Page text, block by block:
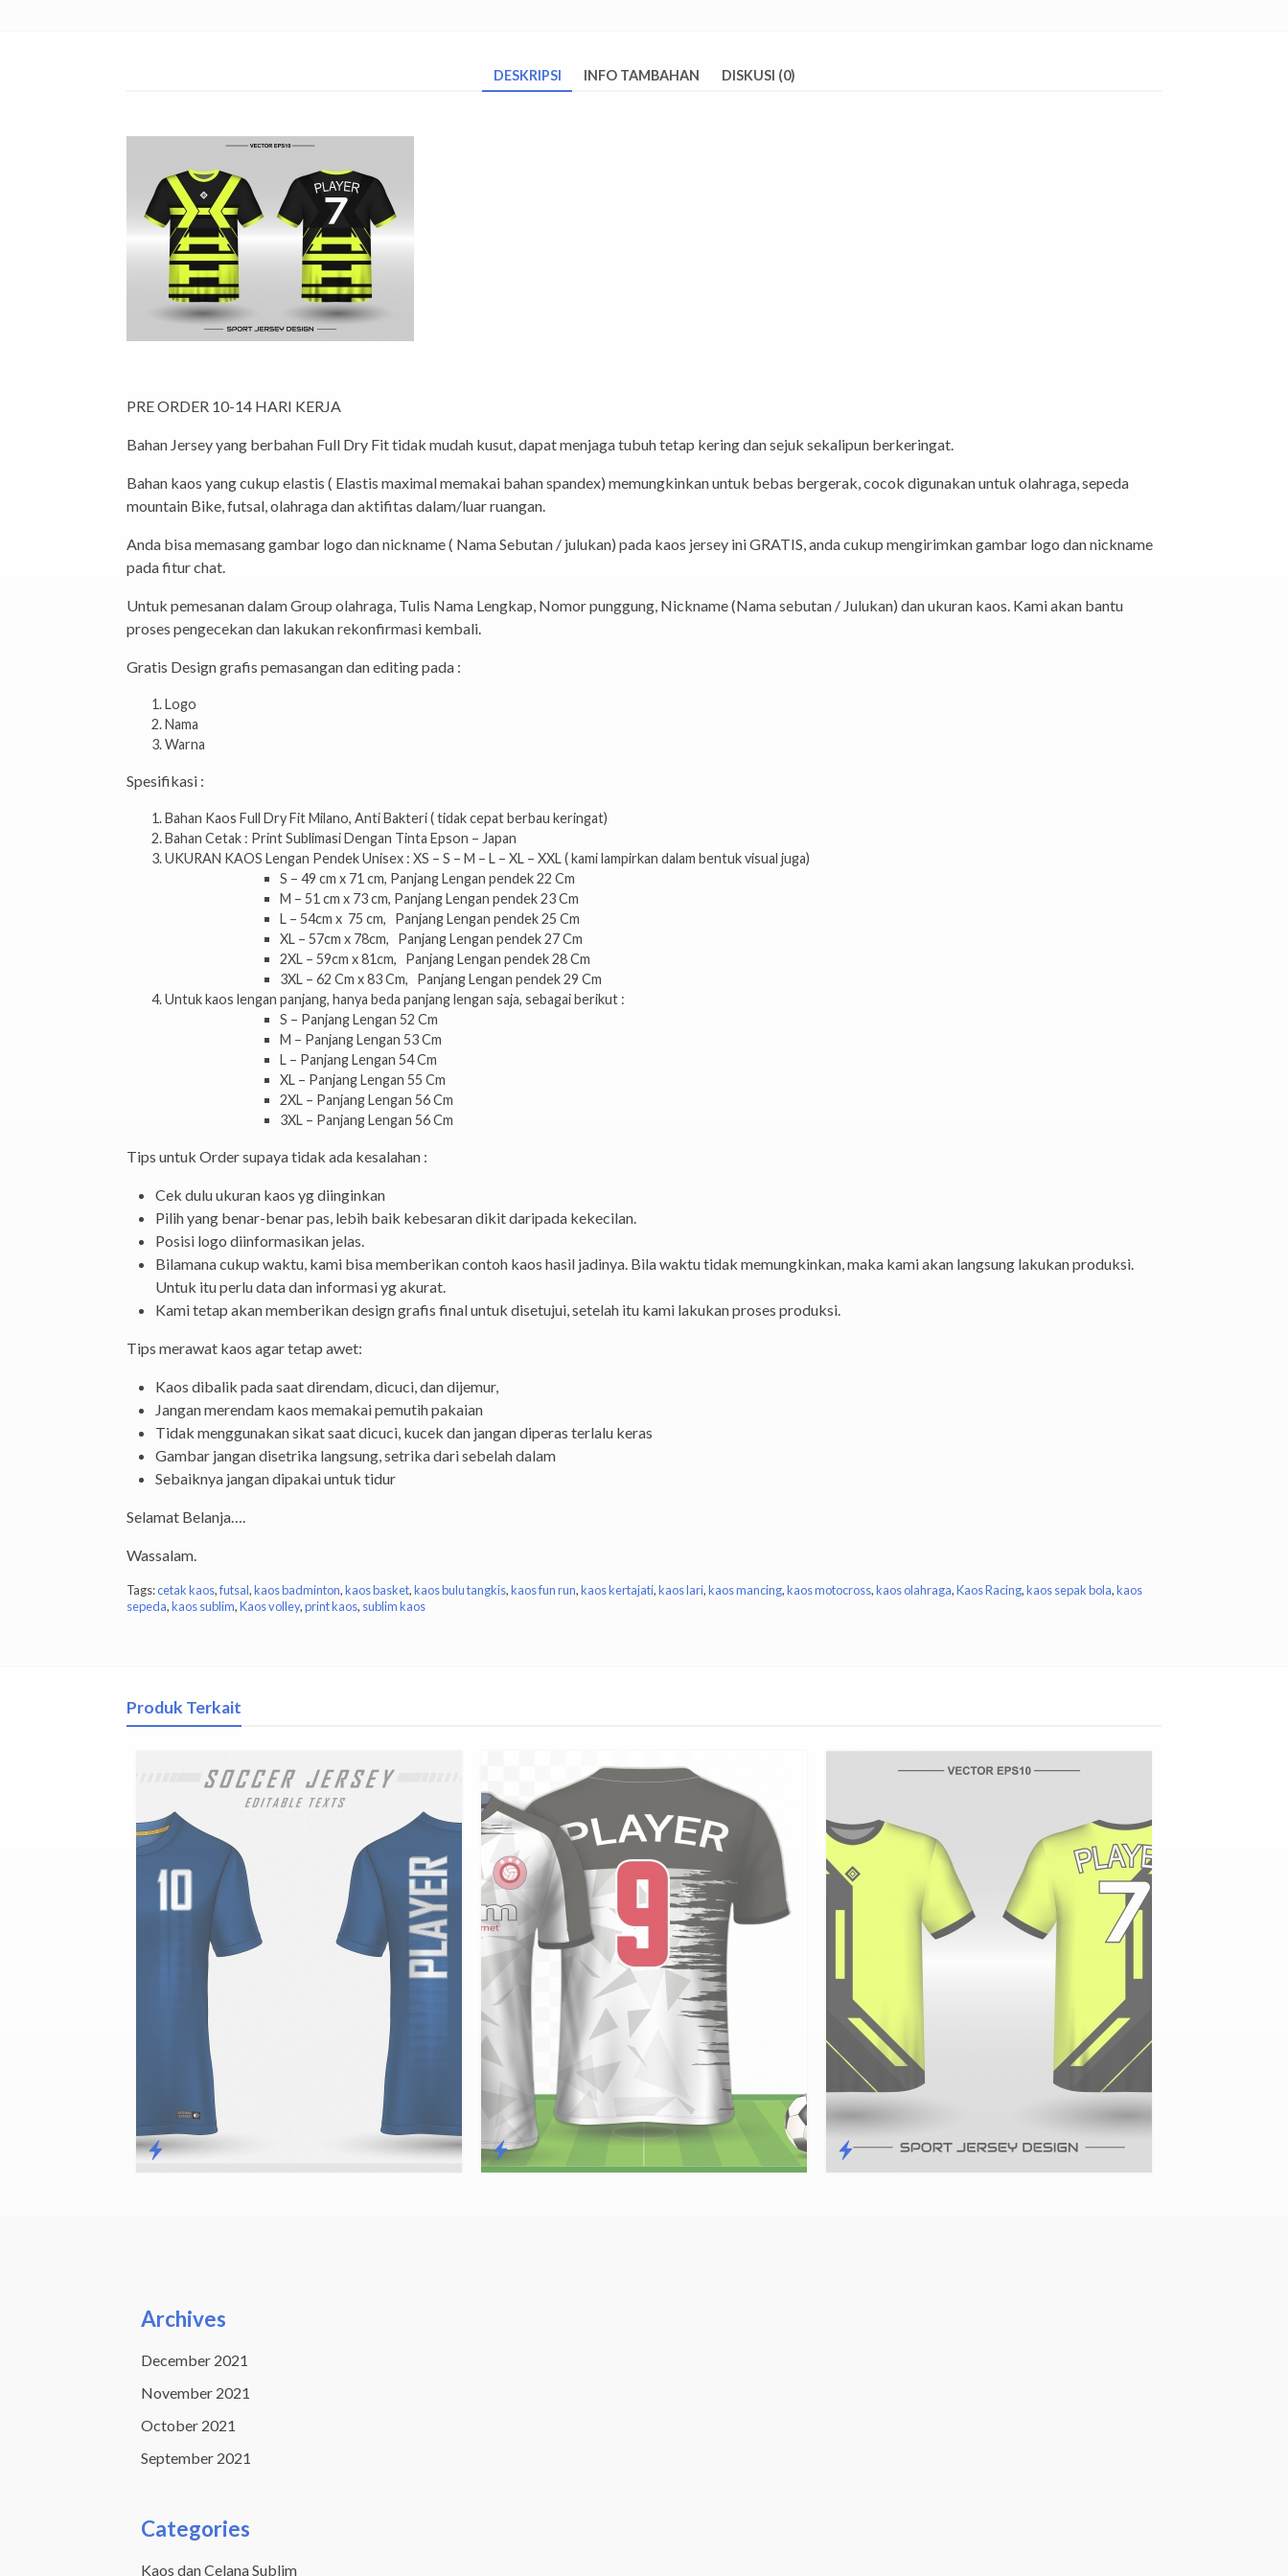
DESKRIPSI INFO TAMBAHAN DISKUSI (0)
PRE ORDER 10-14 HARI KERJA
Bahan Jersey yang berbahan Full Dry Fit tidak mudah kusut, dapat menjaga tubuh tetap kering dan sejuk sekalipun berkeringat.
Bahan kaos yang cukup elastis ( Elastis maximal memakai bahan spandex) memungkinkan untuk bebas bergerak, cocok digunakan untuk olahraga, sepeda
mountain Bike, futsal, olahraga dan aktifitas dalam/luar ruangan.
Anda bisa memasang gambar logo dan nickname ( Nama Sebutan / julukan) pada kaos jersey ini GRATIS, anda cukup mengirimkan gambar logo dan nickname
pada fitur chat.
Untuk pemesanan dalam Group olahraga, Tulis Nama Lengkap, Nomor punggung, Nickname (Nama sebutan / Julukan) dan ukuran kaos. Kami akan bantu
proses pengecekan dan lakukan rekonfirmasi kembali.
Gratis Design grafis pemasangan dan editing pada :
Logo
Nama
Warna
Spesifikasi :
Bahan Kaos Full Dry Fit Milano, Anti Bakteri ( tidak cepat berbau keringat)
Bahan Cetak : Print Sublimasi Dengan Tinta Epson – Japan
UKURAN KAOS Lengan Pendek Unisex : XS – S – M – L – XL – XXL ( kami lampirkan dalam bentuk visual juga)
S – 49 cm x 71 cm, Panjang Lengan pendek 22 Cm
M – 51 cm x 73 cm, Panjang Lengan pendek 23 Cm
L – 54cm x 75 cm, Panjang Lengan pendek 25 Cm
XL – 57cm x 78cm, Panjang Lengan pendek 27 Cm
2XL – 59cm x 81cm, Panjang Lengan pendek 28 Cm
3XL – 62 Cm x 83 Cm, Panjang Lengan pendek 29 Cm
Untuk kaos lengan panjang, hanya beda panjang lengan saja, sebagai berikut :
S – Panjang Lengan 52 Cm
M – Panjang Lengan 53 Cm
L – Panjang Lengan 54 Cm
XL – Panjang Lengan 55 Cm
2XL – Panjang Lengan 56 Cm
3XL – Panjang Lengan 56 Cm
Tips untuk Order supaya tidak ada kesalahan :
Cek dulu ukuran kaos yg diinginkan
Pilih yang benar-benar pas, lebih baik kebesaran dikit daripada kekecilan.
Posisi logo diinformasikan jelas.
Bilamana cukup waktu, kami bisa memberikan contoh kaos hasil jadinya. Bila waktu tidak memungkinkan, maka kami akan langsung lakukan produksi.
Untuk itu perlu data dan informasi yg akurat.
Kami tetap akan memberikan design grafis final untuk disetujui, setelah itu kami lakukan proses produksi.
Tips merawat kaos agar tetap awet:
Kaos dibalik pada saat direndam, dicuci, dan dijemur,
Jangan merendam kaos memakai pemutih pakaian
Tidak menggunakan sikat saat dicuci, kucek dan jangan diperas terlalu keras
Gambar jangan disetrika langsung, setrika dari sebelah dalam
Sebaiknya jangan dipakai untuk tidur
Selamat Belanja….
Wassalam.
Tags:cetak kaos,futsal,kaos badminton,kaos basket,kaos bulu tangkis,kaos fun run,kaos kertajati,kaos lari,kaos mancing,kaos motocross,kaos olahraga,Kaos Racing,kaos sepak bola,kaos
sepeda,kaos sublim,Kaos volley,print kaos, sublim kaos
Produk Terkait
Archives
December 2021
November 2021
October 2021
September 2021
Categories
Kaos dan Celana Sublim